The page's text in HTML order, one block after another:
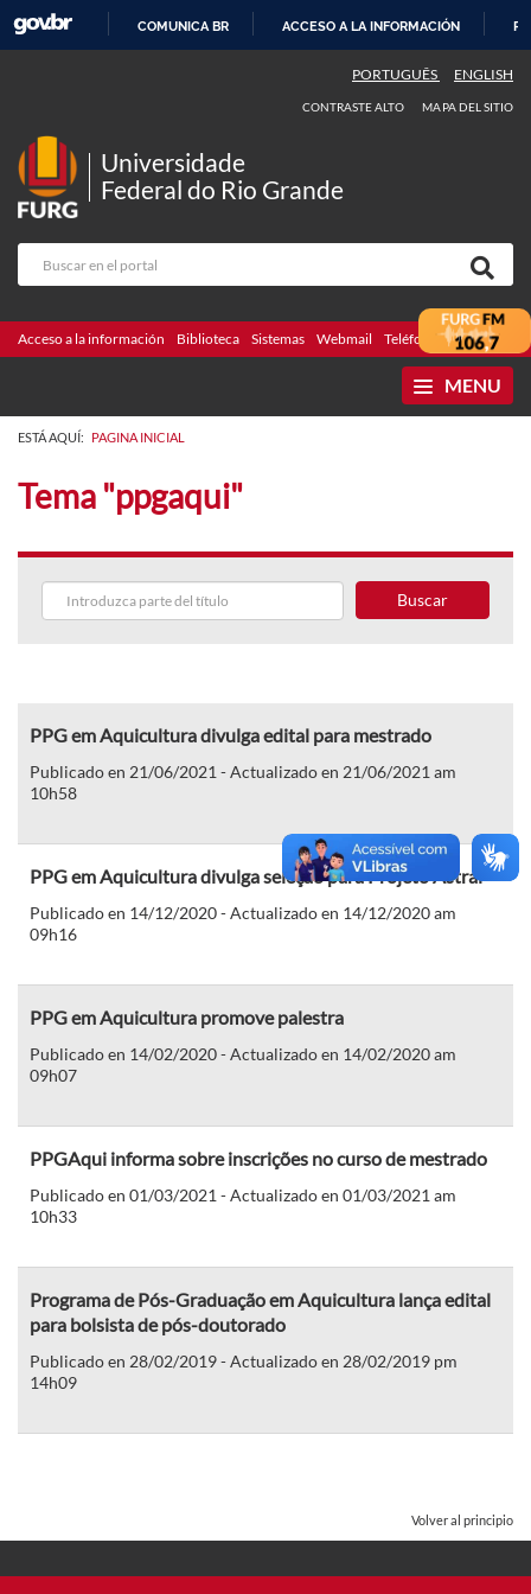
CONTENIDO
COMUNICA BR ACCESO A LA INFORMACIÓN
PORTUGUÊS ENGLISH
CONTRASTE ALTO MAPA DEL SITIO
Universidade
Federal do Rio Grande
Acceso a la información Biblioteca Sistemas Webmail Teléfonos Licitaciones
MENU
ESTÁ AQUÍ: PAGINA INICIAL
Tema "ppgaqui"
Buscar
PPG em Aquicultura divulga edital para mestrado
Publicado en 21/06/2021 - Actualizado en 21/06/2021 am
10h58
PPG em Aquicultura divulga seleção para Projeto Astral
Publicado en 14/12/2020 - Actualizado en 14/12/2020 am
09h16
PPG em Aquicultura promove palestra
Publicado en 14/02/2020 - Actualizado en 14/02/2020 am
09h07
PPGAqui informa sobre inscrições no curso de mestrado
Publicado en 01/03/2021 - Actualizado en 01/03/2021 am
10h33
Programa de Pós-Graduação em Aquicultura lança edital
para bolsista de pós-doutorado
Publicado en 28/02/2019 - Actualizado en 28/02/2019 pm
14h09
Volver al principio